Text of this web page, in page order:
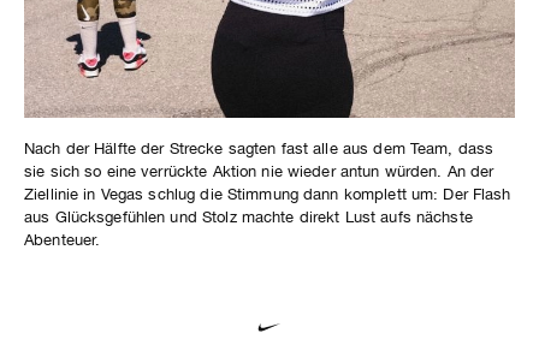
Nach der Hälfte der Strecke sagten fast alle aus dem Team, dass
sie sich so eine verrückte Aktion nie wieder antun würden. An der
Ziellinie in Vegas schlug die Stimmung dann komplett um: Der Flash
aus Glücksgefühlen und Stolz machte direkt Lust aufs nächste
Abenteuer.